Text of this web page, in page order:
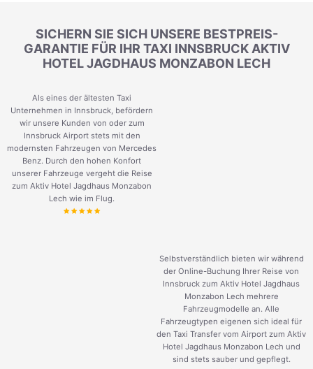
SICHERN SIE SICH UNSERE BESTPREIS-
GARANTIE FÜR IHR TAXI INNSBRUCK AKTIV
HOTEL JAGDHAUS MONZABON LECH
Als eines der ältesten Taxi
Unternehmen in Innsbruck, befördern
wir unsere Kunden von oder zum
Innsbruck Airport stets mit den
modernsten Fahrzeugen von Mercedes
Benz. Durch den hohen Konfort
unserer Fahrzeuge vergeht die Reise
zum Aktiv Hotel Jagdhaus Monzabon
Lech wie im Flug.
Selbstverständlich bieten wir während
der Online-Buchung Ihrer Reise von
Innsbruck zum Aktiv Hotel Jagdhaus
Monzabon Lech mehrere
Fahrzeugmodelle an. Alle
Fahrzeugtypen eigenen sich ideal für
den Taxi Transfer vom Airport zum Aktiv
Hotel Jagdhaus Monzabon Lech und
sind stets sauber und gepflegt.